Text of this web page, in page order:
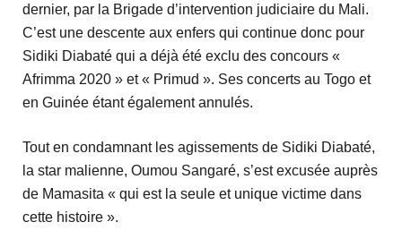
dernier, par la Brigade d’intervention judiciaire du Mali.
C’est une descente aux enfers qui continue donc pour
Sidiki Diabaté qui a déjà été exclu des concours «
Afrimma 2020 » et « Primud ». Ses concerts au Togo et
en Guinée étant également annulés.
Tout en condamnant les agissements de Sidiki Diabaté,
la star malienne, Oumou Sangaré, s’est excusée auprès
de Mamasita « qui est la seule et unique victime dans
cette histoire ».